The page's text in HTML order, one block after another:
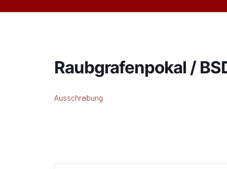
Raubgrafenpokal /
Ausschreibung